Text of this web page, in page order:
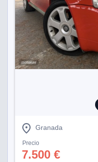
Granada
Precio
7.500 €